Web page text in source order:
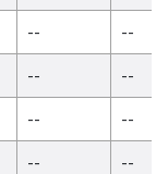
--
--
--
--
--
--
--
--